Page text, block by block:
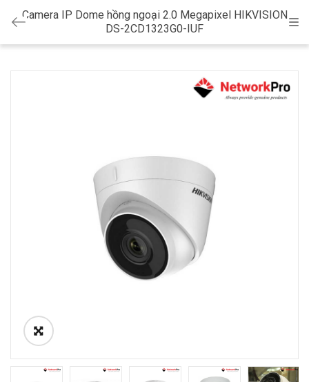
Camera IP Dome hồng ngoại 2.0 Megapixel HIKVISION
DS-2CD1323G0-IUF